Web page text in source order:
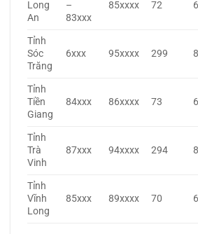
Long
An
–
83xxx
85xxxx 72
Tỉnh
Sóc
Trăng
6xxx 95xxxx 299
Tỉnh
Tiền
Giang
84xxx 86xxxx 73
Tỉnh
Trà
Vinh
87xxx 94xxxx 294
Tỉnh
Vĩnh
Long
85xxx 89xxxx 70